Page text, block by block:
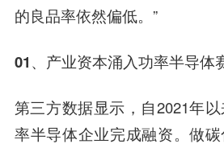
的良品率依然偏低。”
01、产业资本涌入功率半导体
第三方数据显示，自2021年
率半导体企业完成融资。做